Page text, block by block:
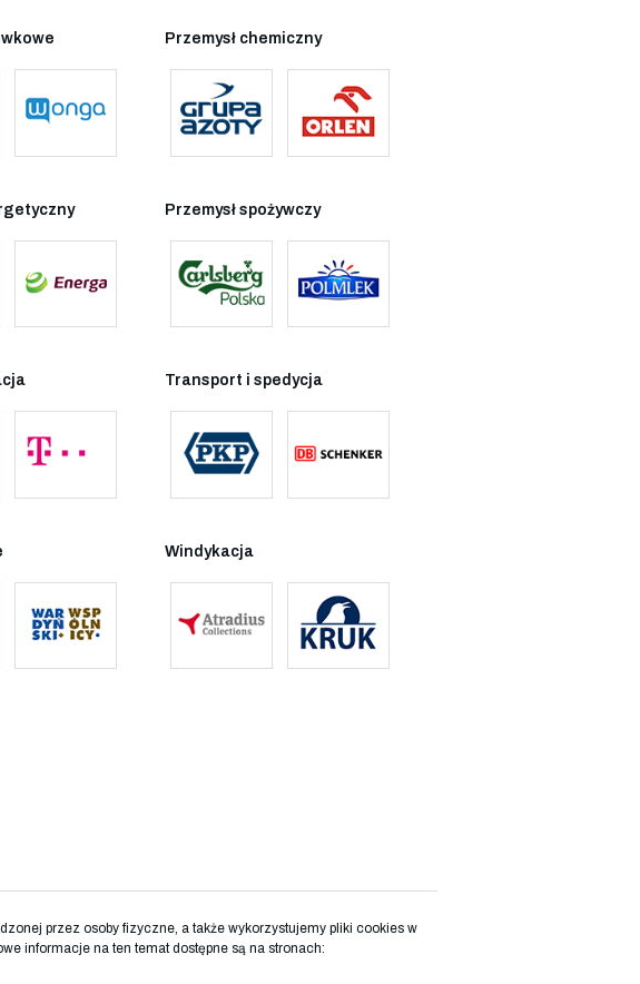
Przemysł chemiczny
Przemysł spożywczy
Transport i spedycja
Windykacja
przez osoby fizyczne, a także wykorzystujemy pliki cookies w
informacje na ten temat dostępne są na stronach: